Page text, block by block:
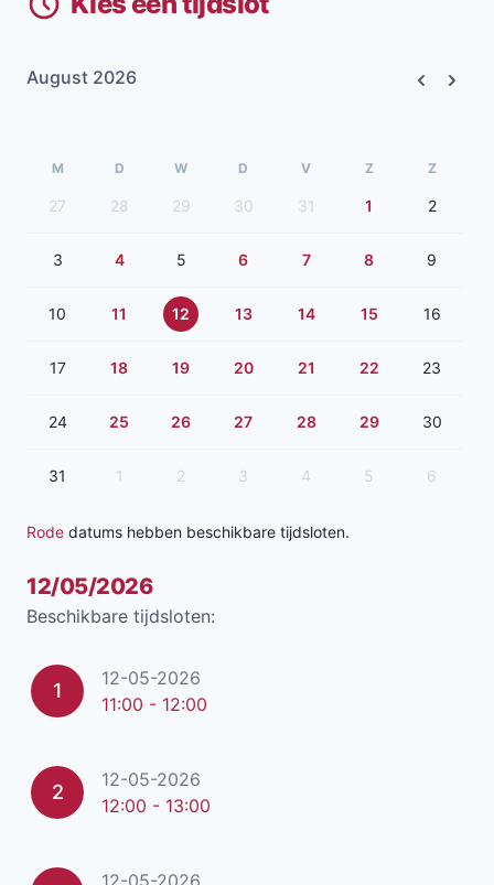
August 2026
M D W D V Z Z
27 28 29 30 31 1 2
3 4 5 6 7 8 9
10 11 12 13 14 15 16
17 18 19 20 21 22 23
24 25 26 27 28 29 30
31 1 2 3 4 5 6
Rode datums hebben beschikbare tijdsloten.
12/05/2026
Beschikbare tijdsloten:
1
12-05-2026
11:00 - 12:00
2
12-05-2026
12:00 - 13:00
12-05-2026